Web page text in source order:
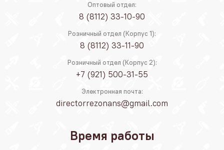
Оптовый отдел:
8 (8112) 33-10-90
Розничный отдел (Корпус 1):
8 (8112) 33-11-90
Розничный отдел (Корпус 2):
+7 (921) 500-31-55
Электронная почта:
directorrezonans@gmail.com
Время работы